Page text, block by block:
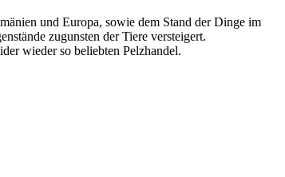
und Europa, sowie dem Stand der Dinge im
zugunsten der Tiere versteigert.
wieder so beliebten Pelzhandel.